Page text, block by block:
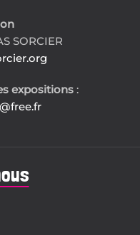
SORCIER
expositions :